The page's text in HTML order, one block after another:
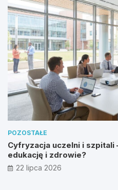
POZOSTAŁE
Cyfryzacja uczelni i szpitali
edukację i zdrowie?
22 lipca 2026